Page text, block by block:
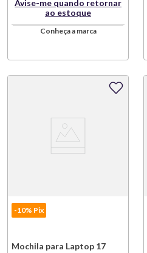
Avise-me quando retornar
ao estoque
Conheça a marca
-10% Pix
Mochila para Laptop 17